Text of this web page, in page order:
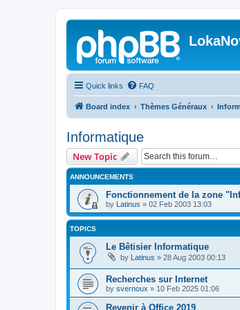
Quick links FAQ
Board index Thèmes Généraux
Informatique
New Topic
ANNOUNCEMENTS
Fonctionnement de la zone
by Latinus » 02 Feb 2003 13:03
TOPICS
Le Bêtisier Informatique
by Latinus » 28 Aug 2003 00:13
Recherches sur Internet
by svernoux » 10 Feb 2025 01:06
Revenir à Office 2019